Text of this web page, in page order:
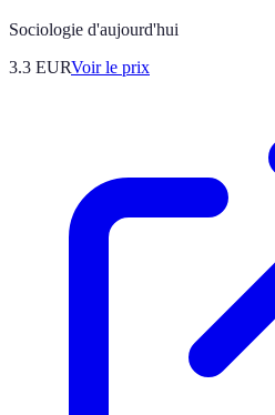
Sociologie d'aujourd'hui
3.3 EURVoir le prix